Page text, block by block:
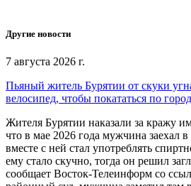
Другие новости
7 августа 2026 г.
Пьяный житель Бурятии от скуки
велосипед, чтобы покататься по
Жителя Бурятии наказали за кражу
что в мае 2026 года мужчина заехал
вместе с ней стал употреблять
ему стало скучно, тогда он решил
сообщает Восток-Телеинформ со